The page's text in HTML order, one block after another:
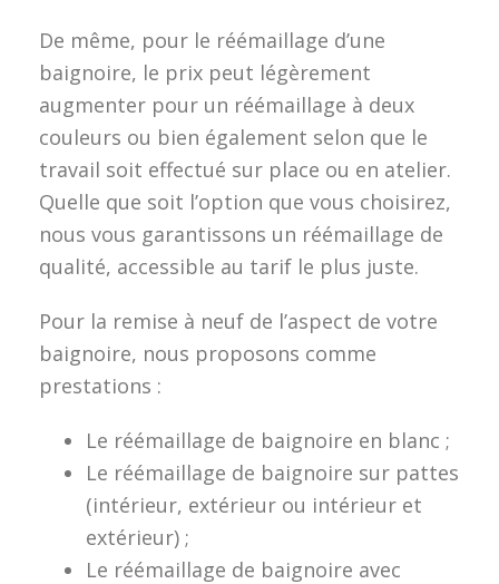
De même, pour le réémaillage d’une
baignoire, le prix peut légèrement
augmenter pour un réémaillage à deux
couleurs ou bien également selon que le
travail soit effectué sur place ou en atelier.
Quelle que soit l’option que vous choisirez,
nous vous garantissons un réémaillage de
qualité, accessible au tarif le plus juste.
Pour la remise à neuf de l’aspect de votre
baignoire, nous proposons comme
prestations :
Le réémaillage de baignoire en blanc ;
Le réémaillage de baignoire sur pattes
(intérieur, extérieur ou intérieur et
extérieur) ;
Le réémaillage de baignoire avec